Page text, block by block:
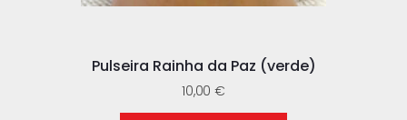
Pulseira Rainha da Paz (verde)
10,00 €